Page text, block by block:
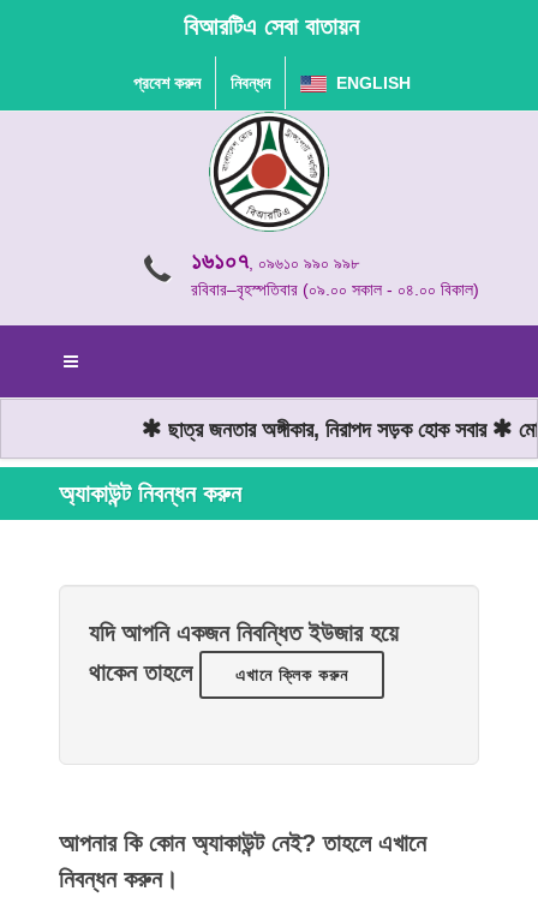
বিআরটিএ সেবা বাতায়ন
প্রবেশ করুন নিবন্ধন ENGLISH
১৬১০৭, ০৯৬১০ ৯৯০ ৯৯৮
রবিবার–বৃহস্পতিবার (০৯.০০ সকাল - ০৪.০০ বিকাল)
ছাত্র জনতার অঙ্গীকার, নিরাপদ সড়ক হোক সবার
অ্যাকাউন্ট নিবন্ধন করুন
যদি আপনি একজন নিবন্ধিত ইউজার হয়ে
থাকেন তাহলে
এখানে ক্লিক করুন
আপনার কি কোন অ্যাকাউন্ট নেই? তাহলে এখানে
নিবন্ধন করুন।